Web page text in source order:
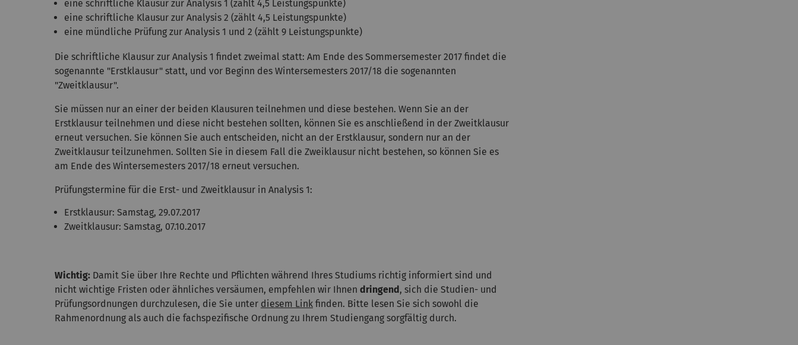
eine schriftliche Klausur zur Analysis 1 (zählt 4,5 Leistungspunkte)
eine schriftliche Klausur zur Analysis 2 (zählt 4,5 Leistungspunkte)
eine mündliche Prüfung zur Analysis 1 und 2 (zählt 9 Leistungspunkte)
Die schriftliche Klausur zur Analysis 1 findet zweimal statt: Am Ende des Sommersemester 2017 findet die
sogenannte "Erstklausur" statt, und vor Beginn des Wintersemesters 2017/18 die sogenannten
"Zweitklausur".
Sie müssen nur an einer der beiden Klausuren teilnehmen und diese bestehen. Wenn Sie an der
Erstklausur teilnehmen und diese nicht bestehen sollten, können Sie es anschließend in der Zweitklausur
erneut versuchen. Sie können Sie auch entscheiden, nicht an der Erstklausur, sondern nur an der
Zweitklausur teilzunehmen. Sollten Sie in diesem Fall die Zweiklausur nicht bestehen, so können Sie es
am Ende des Wintersemesters 2017/18 erneut versuchen.
Prüfungstermine für die Erst- und Zweitklausur in Analysis 1:
Erstklausur: Samstag, 29.07.2017
Zweitklausur: Samstag, 07.10.2017
Wichtig: Damit Sie über Ihre Rechte und Pflichten während Ihres Studiums richtig informiert sind und
nicht wichtige Fristen oder ähnliches versäumen, empfehlen wir Ihnen dringend, sich die Studien- und
Prüfungsordnungen durchzulesen, die Sie unter diesem Link finden. Bitte lesen Sie sich sowohl die
Rahmenordnung als auch die fachspezifische Ordnung zu Ihrem Studiengang sorgfältig durch.